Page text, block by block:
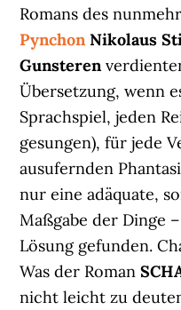
Romans des
PynchonNikolaus
Gunsteren
Übersetzung, wenn
Sprachspiel, jeden
gesungen), für jede
ausufernden
nur eine adäquate,
Maßgabe der Dinge
Lösung gefunden.
Was der Roman
nicht leicht zu